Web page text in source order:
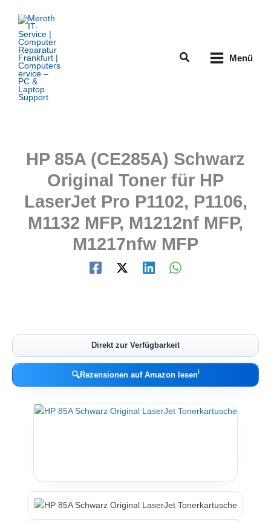
Inhalt
springen
Suchen Menü
HP 85A (CE285A) Schwarz
Original Toner für HP
LaserJet Pro P1102, P1106,
M1132 MFP, M1212nf MFP,
M1217nfw MFP
Direkt zur Verfügbarkeit
🔍Rezensionen auf Amazon lesenℹ︎